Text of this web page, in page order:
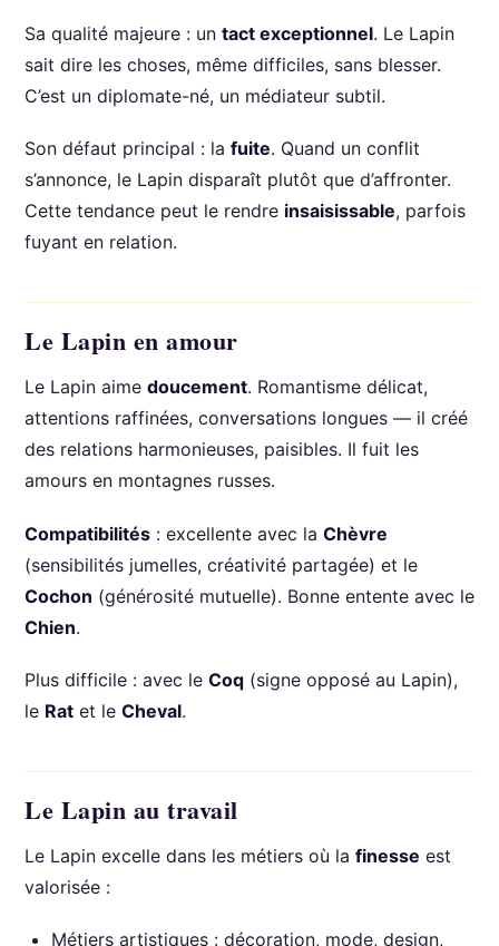
Sa qualité majeure : un tact exceptionnel. Le Lapin
sait dire les choses, même difficiles, sans blesser.
C’est un diplomate-né, un médiateur subtil.
Son défaut principal : la fuite. Quand un conflit
s’annonce, le Lapin disparaît plutôt que d’affronter.
Cette tendance peut le rendre insaisissable, parfois
fuyant en relation.
Le Lapin en amour
Le Lapin aime doucement. Romantisme délicat,
attentions raffinées, conversations longues — il créé
des relations harmonieuses, paisibles. Il fuit les
amours en montagnes russes.
Compatibilités : excellente avec la Chèvre
(sensibilités jumelles, créativité partagée) et le
Cochon (générosité mutuelle). Bonne entente avec le
Chien.
Plus difficile : avec le Coq (signe opposé au Lapin),
le Rat et le Cheval.
Le Lapin au travail
Le Lapin excelle dans les métiers où la finesse est
valorisée :
Métiers artistiques : décoration, mode, design,